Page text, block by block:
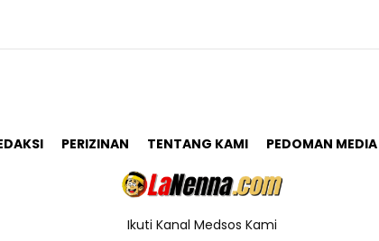
PERIZINAN TENTANG KAMI PEDOMAN MEDIA
Ikuti Kanal Medsos Kami